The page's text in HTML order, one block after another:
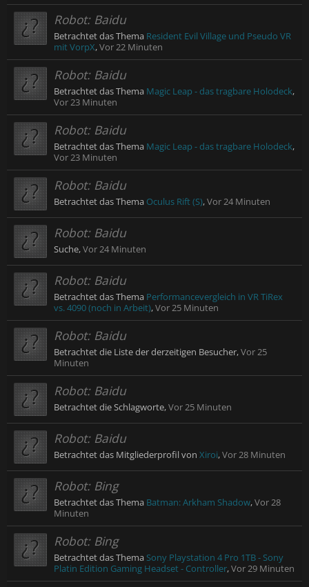
Robot: Baidu
Betrachtet das Thema Resident Evil Village und Pseudo VR
mit VorpX,Vor 22 Minuten
Robot: Baidu
Betrachtet das Thema Magic Leap - das tragbare Holodeck,
Vor 23 Minuten
Robot: Baidu
Betrachtet das Thema Magic Leap - das tragbare Holodeck,
Vor 23 Minuten
Robot: Baidu
Betrachtet das Thema Oculus Rift (S),Vor 24 Minuten
Robot: Baidu
Suche,Vor 24 Minuten
Robot: Baidu
Betrachtet das Thema Performancevergleich in VR TiRex
vs. 4090 (noch in Arbeit),Vor 25 Minuten
Robot: Baidu
Betrachtet die Liste der derzeitigen Besucher,Vor 25
Minuten
Robot: Baidu
Betrachtet die Schlagworte,Vor 25 Minuten
Robot: Baidu
Betrachtet das Mitgliederprofil von Xiroi,Vor 28 Minuten
Robot: Bing
Betrachtet das Thema Batman: Arkham Shadow,Vor 28
Minuten
Robot: Bing
Betrachtet das Thema Sony Playstation 4 Pro 1TB - Sony
Platin Edition Gaming Headset - Controller,Vor 29 Minuten